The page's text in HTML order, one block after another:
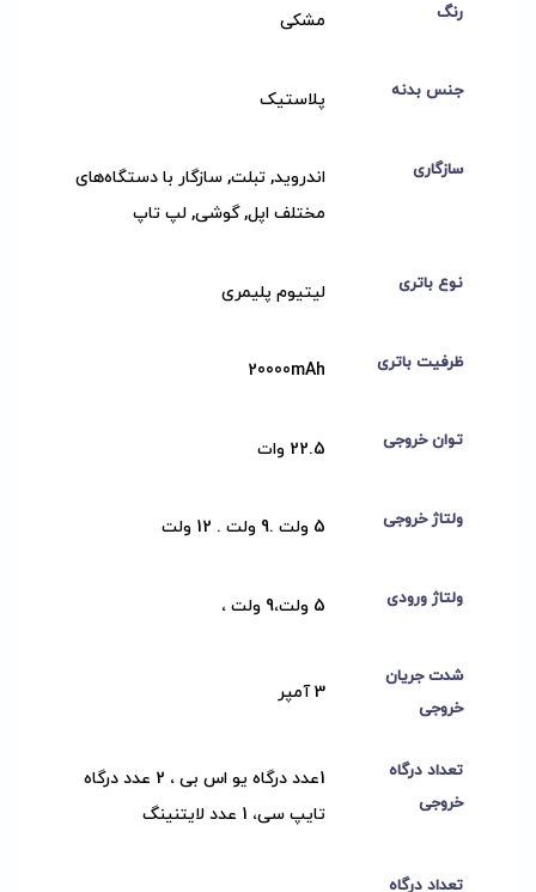
رنگ مشکی
جنس بدنه پلاستیک
سازگاری
اندروید, تبلت, سازگار با دستگاه‌های
مختلف اپل, گوشی, لپ تاپ
نوع باتری لیتیوم پلیمری
ظرفیت باتری 20000mAh
توان خروجی 22.5 وات
ولتاژ خروجی 5 ولت .9 ولت . 12 ولت
ولتاژ ورودی 5 ولت،9 ولت ،
شدت جریان
خروجی
3 آمپر
تعداد درگاه
خروجی
1عدد درگاه یو اس بی ، 2 عدد درگاه
تایپ سی، 1 عدد لایتنینگ
تعداد درگاه